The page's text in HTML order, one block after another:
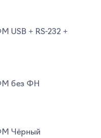
USB + RS-232 +
без ФН
Чёрный